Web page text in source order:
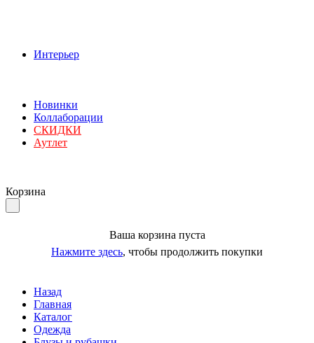
Интерьер
Новинки
Коллаборации
СКИДКИ
Аутлет
Корзина
Ваша корзина пуста
Нажмите здесь, чтобы продолжить покупки
Назад
Главная
Каталог
Одежда